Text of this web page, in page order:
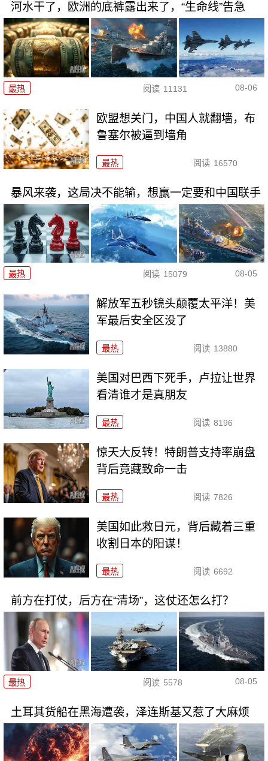
河水干了，欧洲的底裤露出来了，“生命线”告急
最热 阅读 11131 08-06
欧盟想关门，中国人就翻墙，布
鲁塞尔被逼到墙角
最热 阅读 16570
暴风来袭，这局决不能输，想赢一定要和中国联手
最热 阅读 15079 08-05
解放军五秒镜头颠覆太平洋！美
军最后安全区没了
最热 阅读 13880
美国对巴西下死手，卢拉让世界
看清谁才是真朋友
最热 阅读 8196
惊天大反转！特朗普支持率崩盘
背后竟藏致命一击
最热 阅读 7826
美国如此救日元，背后藏着三重
收割日本的阳谋！
最热 阅读 6692
前方在打仗，后方在“清场”，这仗还怎么打？
最热 阅读 5578 08-05
土耳其货船在黑海遭袭，泽连斯基又惹了大麻烦